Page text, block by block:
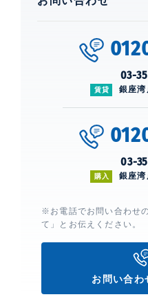
03-
賃貸 銀座
03-
購入 銀座
※お電話でお問い合わせ
て」とお伝えください。
お問い合わ